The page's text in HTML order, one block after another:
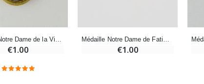
Médaille Notre Dame de la Vierge Noire Dorée - 15mm
€1.00
Médaille Notre Dame de Fatima Argentée - 15mm
€1.00